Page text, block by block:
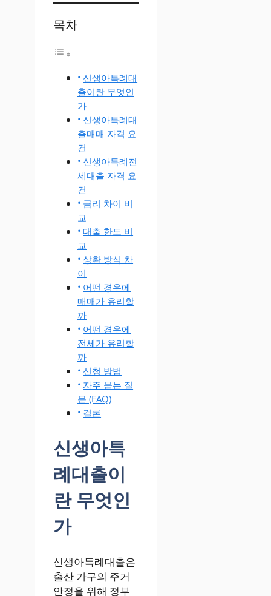
목차
신생아특례대
출이란 무엇인
가
신생아특례대
출매매 자격 요
건
신생아특례전
세대출 자격 요
건
금리 차이 비
교
대출 한도 비
교
상환 방식 차
이
어떤 경우에
매매가 유리할
까
어떤 경우에
전세가 유리할
까
신청 방법
자주 묻는 질
문 (FAQ)
결론
신생아특
례대출이
란 무엇인
가
신생아특례대출은
출산 가구의 주거
안정을 위해 정부